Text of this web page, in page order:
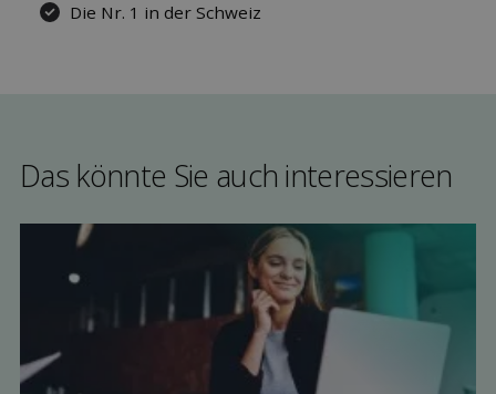
Die Nr. 1 in der Schweiz
Das könnte Sie auch interessieren